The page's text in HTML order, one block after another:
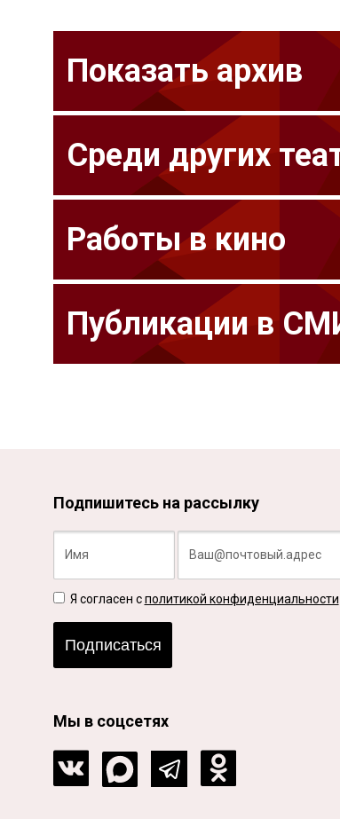
Показать архив
Среди других
Работы в кино
Публикации в
Подпишитесь на рассылку
Я согласен сполитикой конфиденциальности
Подписаться
Мы в соцсетях